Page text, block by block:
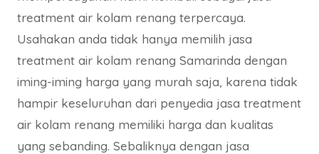
treatment air kolam renang terpercaya.
Usahakan anda tidak hanya memilih jasa
treatment air kolam renang Samarinda dengan
iming-iming harga yang murah saja, karena tidak
hampir keseluruhan dari penyedia jasa treatment
air kolam renang memiliki harga dan kualitas
yang sebanding. Sebaliknya dengan jasa